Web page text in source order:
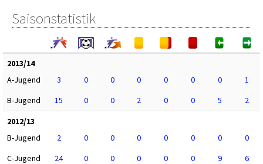
Saisonstatistik
2013/14
A-Jugend
3 0 0 0 0 0 0
1
B-Jugend
15 0 0 2 0 0 5
2
2012/13
B-Jugend
2 0 0 0 0 0 0
0
C-Jugend
24 0 0 0 0 0 9 6